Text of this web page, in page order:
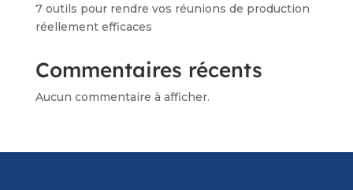
7 outils pour rendre vos réunions de production
réellement efficaces
Commentaires récents
Aucun commentaire à afficher.